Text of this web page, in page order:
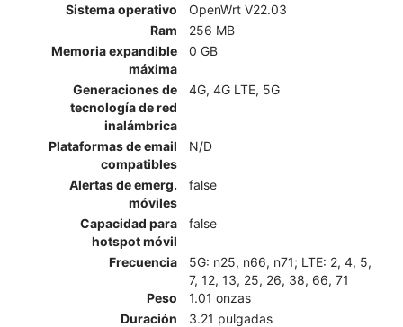
Sistema operativo
OpenWrt V22.03
Ram
256 MB
Memoria expandible
máxima
0 GB
Generaciones de
tecnología de red
inalámbrica
4G, 4G LTE, 5G
Plataformas de email
compatibles
N/D
Alertas de emerg.
móviles
false
Capacidad para
hotspot móvil
false
Frecuencia
5G: n25, n66, n71; LTE: 2, 4, 5,
7, 12, 13, 25, 26, 38, 66, 71
Peso
1.01 onzas
Duración
3.21 pulgadas